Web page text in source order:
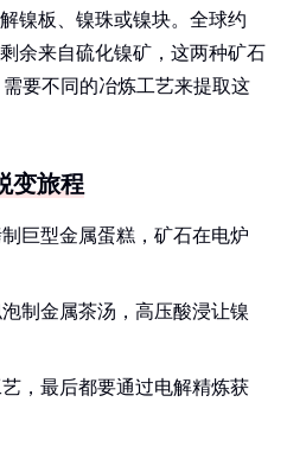
镍板、镍珠或镍块。全球约
余来自硫化镍矿，这两种矿石
要不同的冶炼工艺来提取这
变旅程
制巨型金属蛋糕，矿石在电炉
制金属茶汤，高压酸浸让镍
，最后都要通过电解精炼获